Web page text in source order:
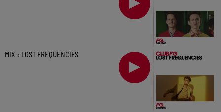
MIX : LOST FREQUENCIES